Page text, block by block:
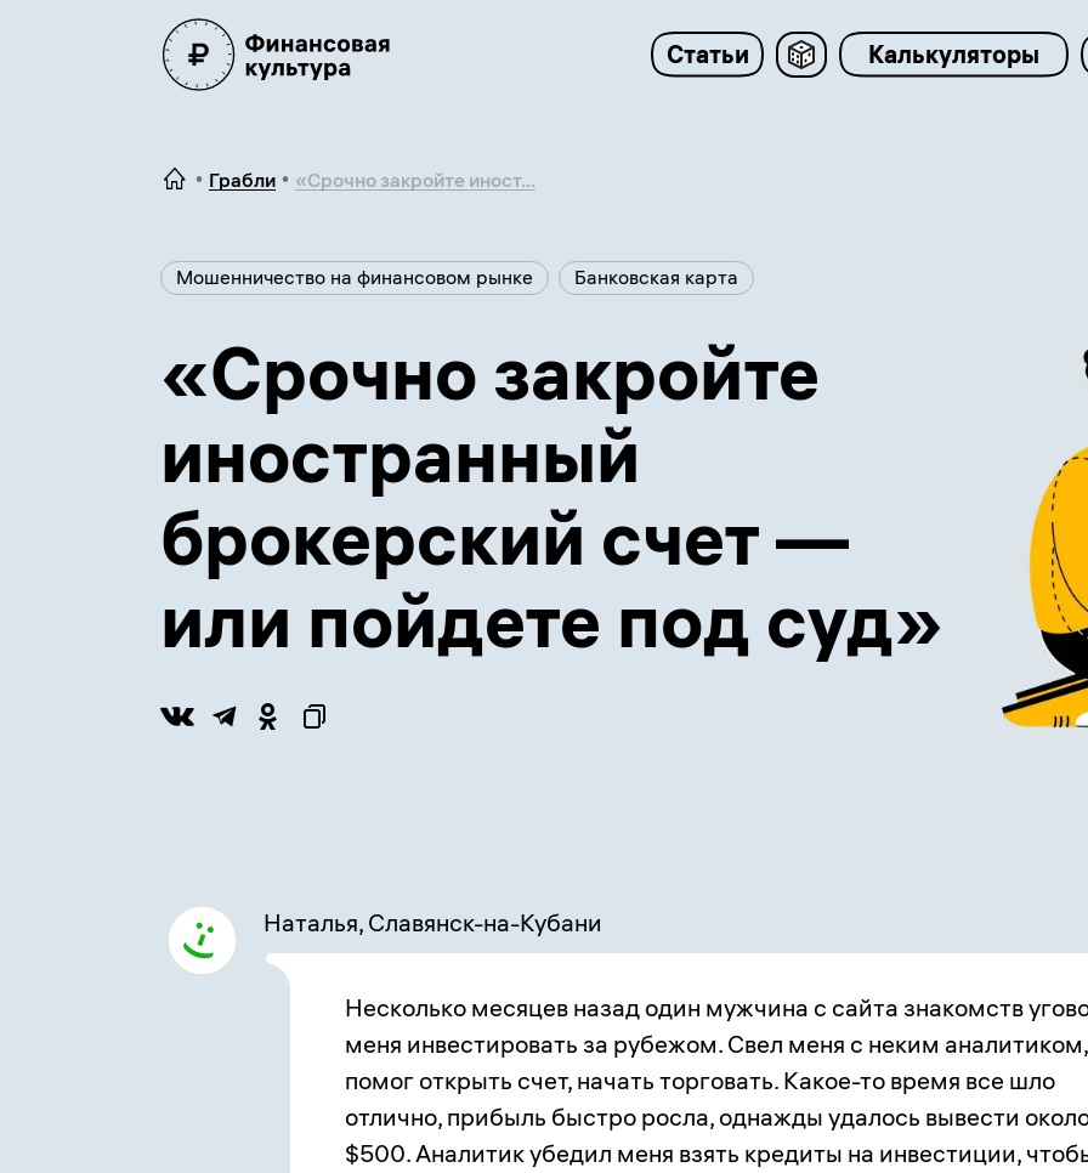
Статьи Калькуляторы
Грабли «Срочно закройте иност...
Мошенничество на финансовом рынке Банковская карта
«Срочно закройте
иностранный
брокерский счет —
или пойдете под суд»
Наталья, Славянск-на-Кубани
Несколько месяцев назад один мужчина с сайта знакомств
меня инвестировать за рубежом. Свел меня с неким
помог открыть счет, начать торговать. Какое-то время все шло
отлично, прибыль быстро росла, однажды удалось вывести
$500. Аналитик убедил меня взять кредиты на инвестиции,